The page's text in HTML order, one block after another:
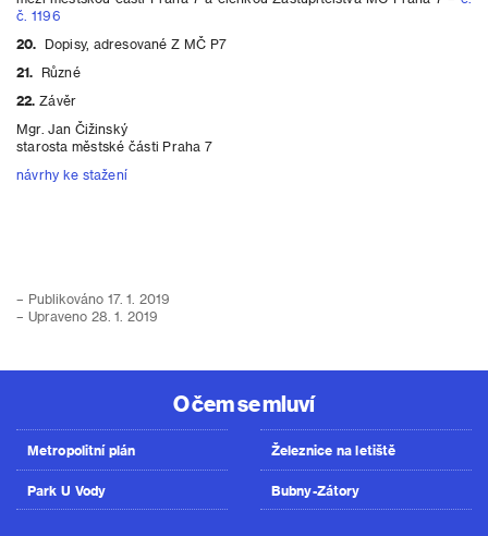
č. 1196
20. Dopisy, adresované Z MČ P7
21. Různé
22. Závěr
Mgr. Jan Čižinský
starosta městské části Praha 7
návrhy ke stažení
– Publikováno 17. 1. 2019
– Upraveno 28. 1. 2019
O čem se mluví
Metropolitní plán
Park U Vody
Železnice na letiště
Bubny-Zátory